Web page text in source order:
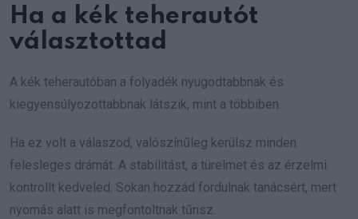
Ha a kék teherautót
választottad
A kék teherautóban a folyadék nyugodtabbnak és
kiegyensúlyozottabbnak látszik, mint a többiben.
Ha ez volt a válaszod, valószínűleg kerülsz minden
felesleges drámát. A stabilitást, a türelmet és az érzelmi
kontrollt kedveled. Sokan hozzád fordulnak tanácsért, mert
nyomás alatt is megfontoltnak tűnsz.